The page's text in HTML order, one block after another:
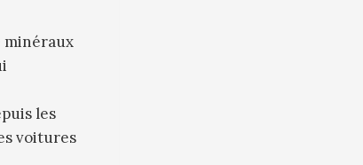
minéraux
les
voitures